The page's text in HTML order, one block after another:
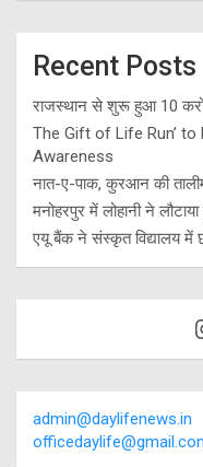
Recent Posts
राजस्थान से शुरू हुआ 10
The Gift of Life Run’
Awareness
नात-ए-पाक, कुरआन की
मनोहरपुर में लोहानी ने
एयू बैंक ने संस्कृत विद्यालय में
admin@daylifenews.in